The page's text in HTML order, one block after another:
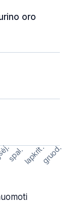
oro
spal.lapkrit.gruod.